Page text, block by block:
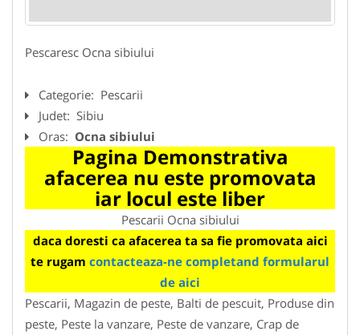
Pescaresc Ocna sibiului
Categorie: Pescarii
Judet: Sibiu
Oras: Ocna sibiului
Pagina Demonstrativa
afacerea nu este promovata
iar locul este liber
Pescarii Ocna sibiului
daca doresti ca afacerea ta sa fie promovata aici
te rugam contacteaza-ne completand formularul
de aici
Pescarii, Magazin de peste, Balti de pescuit, Produse din
peste, Peste la vanzare, Peste de vanzare, Crap de